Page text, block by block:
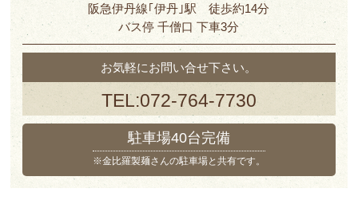
阪急伊丹線｢伊丹｣駅 徒歩約14分
バス停 千僧口 下車3分
お気軽にお問い合せ下さい。
TEL:072-764-7730
駐車場40台完備
※金比羅製麺さんの駐車場と共有です。